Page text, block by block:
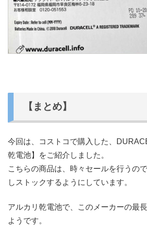
【まとめ】
今回は、コストコで購入した、
乾電池】をご紹介しました。
こちらの商品は、時々セールを行うの
しストックするようにしています。
アルカリ乾電池で、このメーカーの最
ようです。